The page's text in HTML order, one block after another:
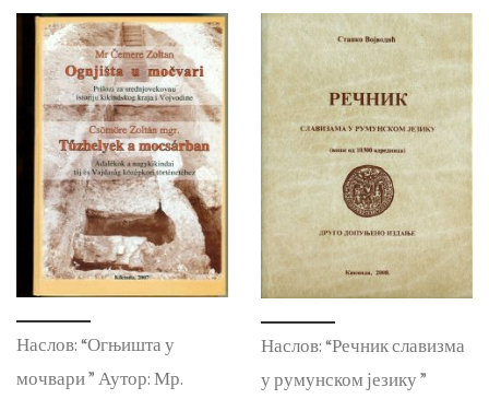
Наслов: “Огњишта у
мочвари ” Аутор: Мр.
Наслов: “Речник славизма
у румунском језику ”